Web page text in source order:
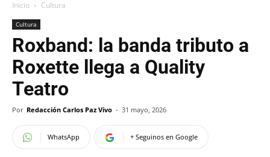
Inicio Cultura
Cultura
Roxband: la banda tributo a
Roxette llega a Quality
Teatro
Por Redacción Carlos Paz Vivo - 31 mayo, 2026
WhatsApp + Seguinos en Google